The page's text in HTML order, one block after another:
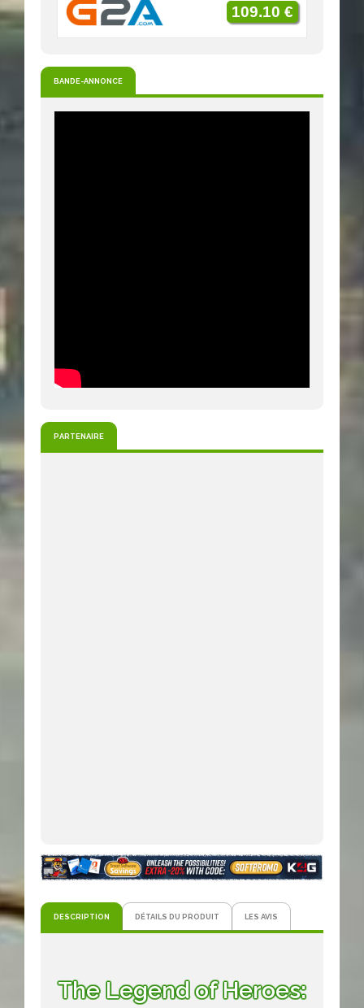
109.10 €
BANDE-ANNONCE
PARTENAIRE
DESCRIPTION DÉTAILS DU PRODUIT LES AVIS
The Legend of Heroes: